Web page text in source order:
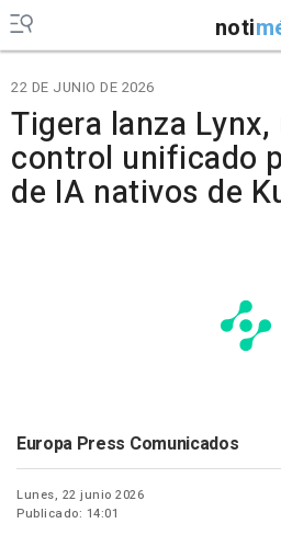
noti
22 DE JUNIO DE 2026
Tigera lanza
control unificado
de IA nativos de
Europa Press Comunicados
Lunes, 22 junio 2026
Publicado: 14:01